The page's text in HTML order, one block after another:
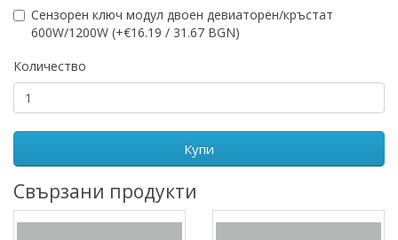
Сензорен ключ модул двоен девиаторен/кръстат
600W/1200W (+€16.19 / 31.67 BGN)
Количество
Купи
Свързани продукти